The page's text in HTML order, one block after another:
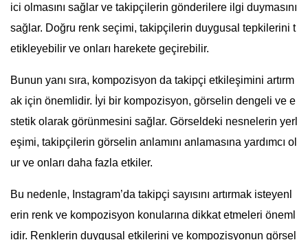
ici olmasını sağlar ve takipçilerin gönderilere ilgi duymasını
sağlar. Doğru renk seçimi, takipçilerin duygusal tepkilerini t
etikleyebilir ve onları harekete geçirebilir.
Bunun yanı sıra, kompozisyon da takipçi etkileşimini artırm
ak için önemlidir. İyi bir kompozisyon, görselin dengeli ve e
stetik olarak görünmesini sağlar. Görseldeki nesnelerin yerl
eşimi, takipçilerin görselin anlamını anlamasına yardımcı ol
ur ve onları daha fazla etkiler.
Bu nedenle, Instagram’da takipçi sayısını artırmak isteyenl
erin renk ve kompozisyon konularına dikkat etmeleri öneml
idir. Renklerin duygusal etkilerini ve kompozisyonun görsel